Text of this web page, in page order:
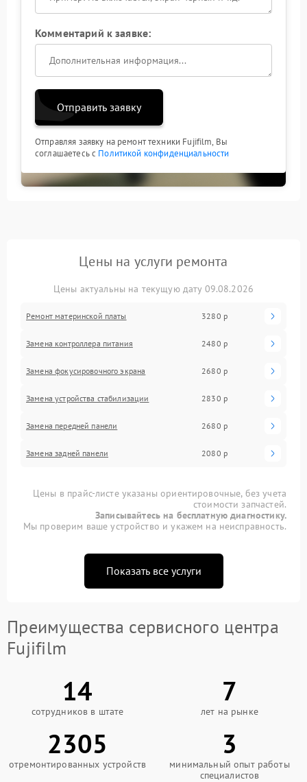
Комментарий к заявке:
Отправить заявку
Отправляя заявку на ремонт техники Fujifilm, Вы
соглашаетесь с Политикой конфиденциальности
Цены на услуги ремонта
Цены актуальны на текущую дату 09.08.2026
Ремонт материнской платы 3280 р
Замена контроллера питания 2480 р
Замена фокусировочного экрана 2680 р
Замена устройства стабилизации 2830 р
Замена передней панели 2680 р
Замена задней панели 2080 р
Цены в прайс-листе указаны ориентировочные, без учета
стоимости запчастей.
Записывайтесь на бесплатную диагностику.
Мы проверим ваше устройство и укажем на неисправность.
Показать все услуги
Преимущества сервисного центра
Fujifilm
14
сотрудников в штате
7
лет на рынке
2305
отремонтированных устройств
3
минимальный опыт работы
специалистов